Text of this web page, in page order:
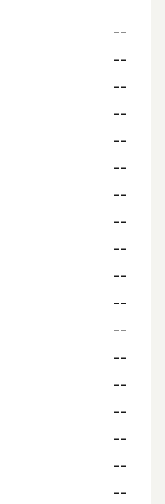
--
--
--
--
--
--
--
--
--
--
--
--
--
--
--
--
--
--